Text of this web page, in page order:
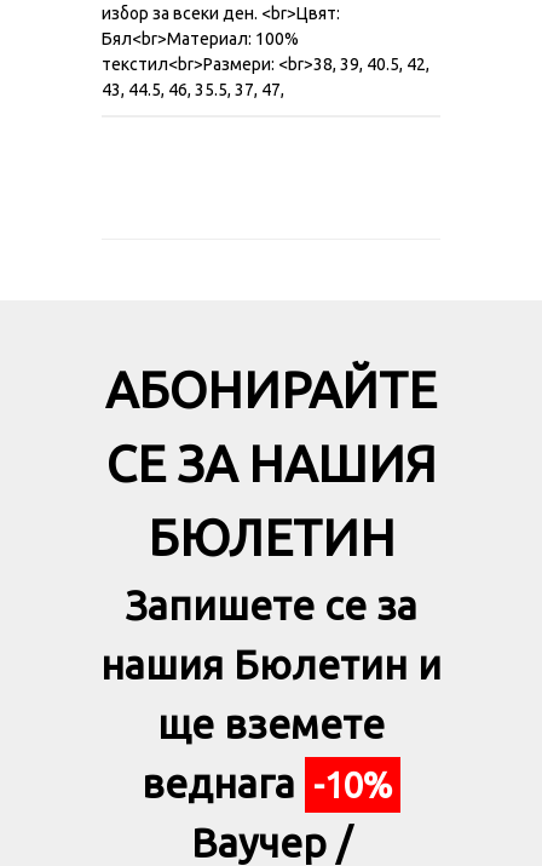
избор за всеки ден. <br>Цвят:
Бял<br>Материал: 100%
текстил<br>Размери: <br>38, 39, 40.5, 42,
43, 44.5, 46, 35.5, 37, 47,
АБОНИРАЙТЕ
СЕ ЗА НАШИЯ
БЮЛЕТИН
Запишете се за
нашия Бюлетин и
ще вземете
веднага -10%
Ваучер /